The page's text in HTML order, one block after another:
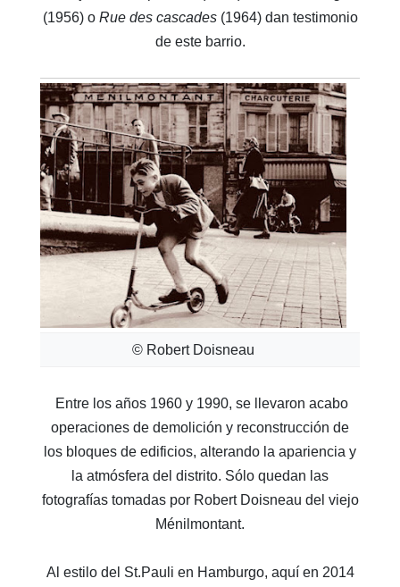
(1956) o Rue des cascades(1964) dan testimonio
de este barrio.
© Robert Doisneau
Entre los años 1960 y 1990, se llevaron acabo
operaciones de demolición y reconstrucción de
los bloques de edificios, alterando la apariencia y
la atmósfera del distrito. Sólo quedan las
fotografías tomadas por Robert Doisneau del viejo
Ménilmontant.
Al estilo del St.Pauli en Hamburgo, aquí en 2014